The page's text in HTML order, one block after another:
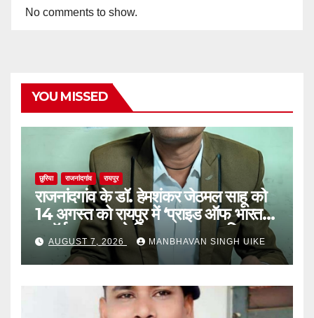
No comments to show.
YOU MISSED
छुरिया राजनांदगांव रायपुर
राजनांदगांव के डॉ. हेमशंकर जेठमल साहू को
14 अगस्त को रायपुर में ‘प्राइड ऑफ भारत
अवॉर्ड 2026’ से किया जाएगा सम्मानित,
AUGUST 7, 2026 MANBHAVAN SINGH UIKE